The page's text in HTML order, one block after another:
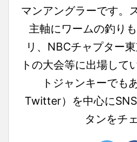
マンアングラーです。
主軸にワームの釣り
リ、NBCチャプター
トの大会等に出場して
トジャンキーでも
Twitter）を中心に
タンをチ